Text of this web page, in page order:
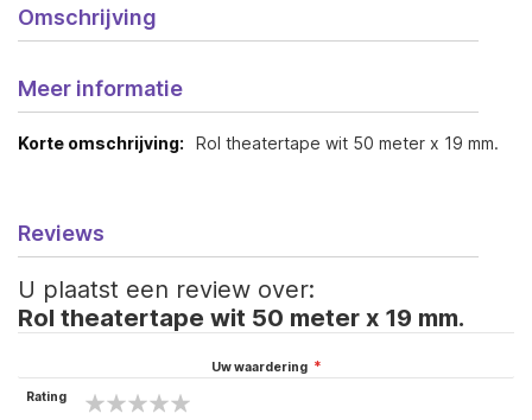
Omschrijving
Meer informatie
Rol theatertape wit 50 meter x 19 mm.
Reviews
U plaatst een review over:
Rol theatertape wit 50 meter x 19 mm.
Uw waardering
Rating